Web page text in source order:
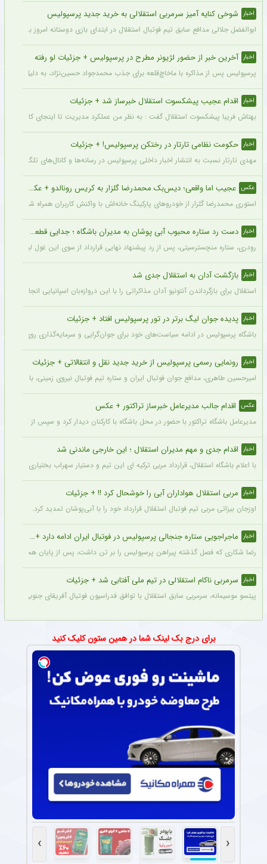
اخبار شوخی کنایه آمیز سرمربی استقلالی به خرید جدید پرسپولیس
ابوالفضل جلالی مدافع سابق تیم فوتبال استقلال در ابتدای بازی دوستانه امروز با
اخبار آخرین خبر از حضور لژیونر مطرح در پرسپولیس + جزئیات لو رفته
پرسپولیس پس از مذاکره با ماخاچ‌قلعه برای جذب محمدجواد حسین‌نژاد، به دلیل رقم
اخبار اقدام عجیب پیشکسوت استقلال خبرساز شد + جزئیات
بهتاش فریبا پیشکسوت استقلال گفت : به نظر من عملکرد مدیریت تا اینجای کار قابل
اخبار حکومت نظامی تارتار در رختکن پرسپولیس! + جزئیات
مهدی تارتار نسبت به انتشار اخبار داخلی پرسپولیس در رسانه‌ها و کانال‌های تلگرامی
عکس عجیب اما واقعی؛ دیس‌بک محمدرضا گلزار به کریس رونالدو + عکس
استوری محمدرضا گلزار از خودروهای پارکینگ خانه‌اش با واکنش کاربران همراه شده و
اخبار دست رد ستاره محبوب آبی پوشان به مدیران باشگاه ؛ جدایی قطعی است !
رودری، ستاره منچسترسیتی، پس از رد پیشنهاد نهایی قرارداد از سوی این غول لیگ
اخبار بازگشت آدان به استقلال جدی شد
استقلال برای بازگرداندن آنتونیو آدان مذاکراتی را با این دروازه‌بان اسپانیایی انجام داده و قرار است مذاکرات اوایل هفته نهایی
اخبار پدیده جوان لیگ برتر در تور پرسپولیس افتاد + جزئیات
باشگاه پرسپولیس در ادامه سیاست‌های خود برای جوان‌گرایی و سرمایه‌گذاری روی استعدادهای آینده فوتبال
اخبار رونمایی رسمی پرسپولیس از خرید جدید نقل و انتقالاتی + جزئیات
امیرحسین طاهری، مدافع جوان فوتبال ایران و ستاره تیم فوتبال نیروی زمینی، با
عکس اقدام جالب مدیرعامل خبرساز تراکتور + عکس
مدیرعامل باشگاه تراکتور با حضور در محل باشگاه با کارکنان دیدار کرد و سپس از کمپ
اخبار اقدام جدی و مهم مدیران استقلال ؛ این خارجی ماندنی شد
با اعلام باشگاه استقلال، قرارداد مربی ترکیه ای این تیم و دستیار سهراب بختیاری زاده
اخبار مربی استقلال هواداران آبی را خوشحال کرد !! + جزئیات
اوزجان بیزاتی مربی تیم فوتبال استقلال قرارداد خود را با آبی‌پوشان تمدید کرد.
اخبار ماجراجویی ستاره جنجالی پرسپولیس در فوتبال ایران ادامه دارد + جزئیات
رضا شکاری که فصل گذشته پیراهن پرسپولیس را بر تن داشت، پس از پایان همکاری با
اخبار سرمربی ناکام استقلالی در تیم ملی آفتابی شد + جزئیات
پیتسو موسیمانه، سرمربی سابق استقلال با توافق فدراسیون فوتبال آفریقای جنوبی
برای درج بک لینک شما در همین ستون کلیک کنید
‹
›